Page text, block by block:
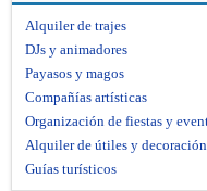
Alquiler de trajes
DJs y animadores
Payasos y magos
Compañías artísticas
Organización de fiestas y
Alquiler de útiles y
Guías turísticos